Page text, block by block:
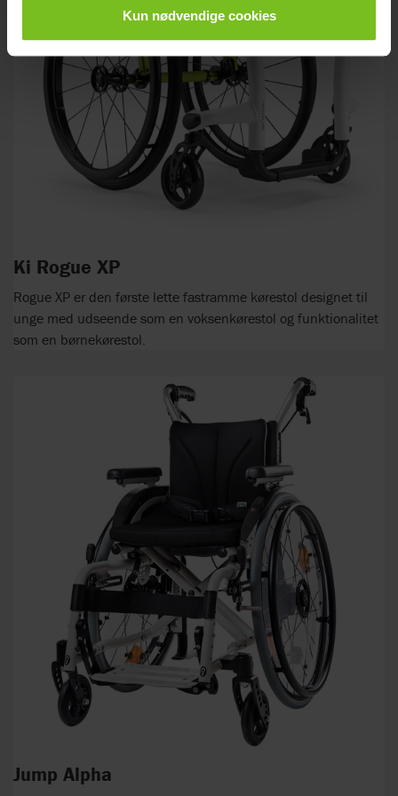
Kun nødvendige cookies
Ki Rogue XP
Rogue XP er den første lette fastramme kørestol designet til
unge med udseende som en voksenkørestol og funktionalitet
som en børnekørestol.
Jump Alpha